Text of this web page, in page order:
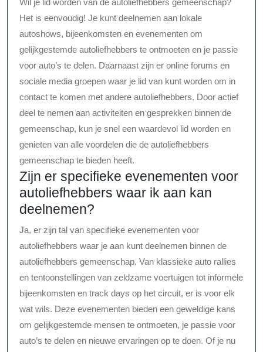
Wil je lid worden van de autoliefhebbers gemeenschap?
Het is eenvoudig! Je kunt deelnemen aan lokale
autoshows, bijeenkomsten en evenementen om
gelijkgestemde autoliefhebbers te ontmoeten en je passie
voor auto’s te delen. Daarnaast zijn er online forums en
sociale media groepen waar je lid van kunt worden om in
contact te komen met andere autoliefhebbers. Door actief
deel te nemen aan activiteiten en gesprekken binnen de
gemeenschap, kun je snel een waardevol lid worden en
genieten van alle voordelen die de autoliefhebbers
gemeenschap te bieden heeft.
Zijn er specifieke evenementen voor
autoliefhebbers waar ik aan kan
deelnemen?
Ja, er zijn tal van specifieke evenementen voor
autoliefhebbers waar je aan kunt deelnemen binnen de
autoliefhebbers gemeenschap. Van klassieke auto rallies
en tentoonstellingen van zeldzame voertuigen tot informele
bijeenkomsten en track days op het circuit, er is voor elk
wat wils. Deze evenementen bieden een geweldige kans
om gelijkgestemde mensen te ontmoeten, je passie voor
auto’s te delen en nieuwe ervaringen op te doen. Of je nu